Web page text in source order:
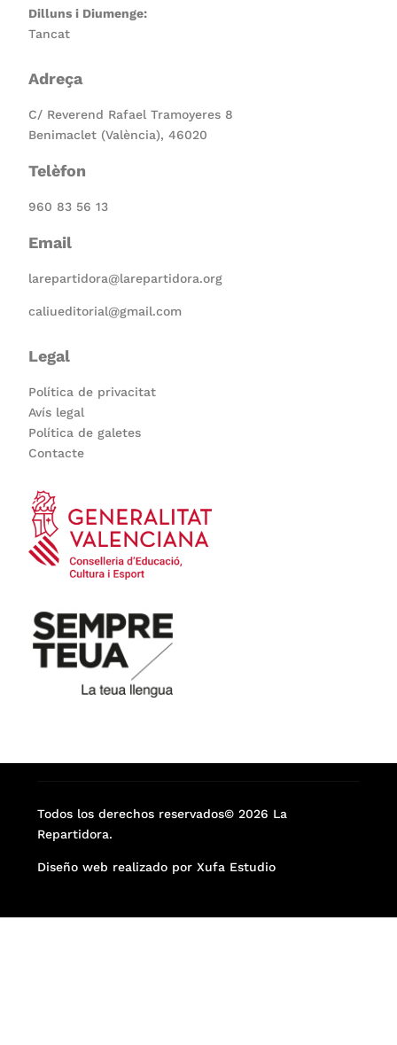
Dilluns i Diumenge:
Tancat
Adreça
C/ Reverend Rafael Tramoyeres 8
Benimaclet (València), 46020
Telèfon
960 83 56 13
Email
larepartidora@larepartidora.org
caliueditorial@gmail.com
Legal
Política de privacitat
Avís legal
Política de galetes
Contacte
Todos los derechos reservados© 2026 La
Repartidora.
Diseño web realizado por Xufa Estudio